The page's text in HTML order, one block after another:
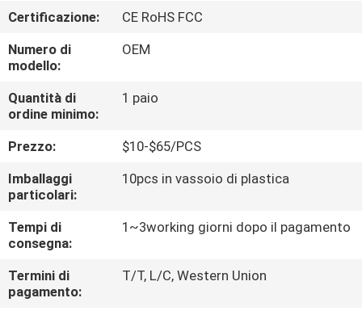
GIRO
DELLA
FABBRICA
CONTROLLO
DI
QUALITÀ
CONTATTICI
NOTIZIE
Certificazione:
CE RoHS FCC
Numero di
modello:
OEM
Quantità di
ordine minimo:
1 paio
Prezzo:
$10-$65/PCS
Imballaggi
particolari:
10pcs in vassoio di plastica
Tempi di
consegna:
1~3working giorni dopo il pagamento
Termini di
pagamento:
T/T, L/C, Western Union